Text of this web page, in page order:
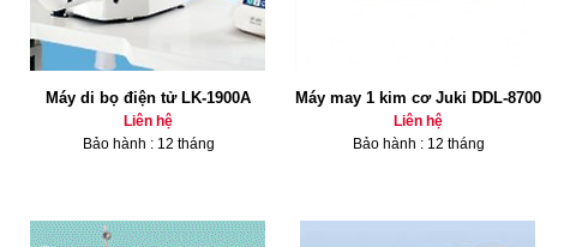
Máy di bọ điện tử LK-1900A
Liên hệ
Bảo hành : 12 tháng
Máy may 1 kim cơ Juki DDL-8700
Liên hệ
Bảo hành : 12 tháng